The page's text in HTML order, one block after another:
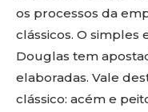
os processos da
clássicos. O simples
Douglas tem
elaboradas. Vale
clássico: acém e